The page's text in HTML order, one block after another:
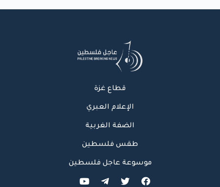
قطاع غزة
الإعلام العبري
الضفة الغربية
طقس فلسطين
موسوعة عاجل فلسطين